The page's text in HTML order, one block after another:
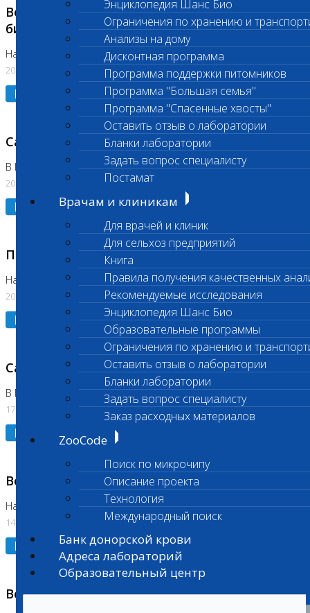
Энциклопедия Шанс Био
Ограничения по хранению и
Анализы на дому
Дисконтная программа
Программа поддержки питомников
Программа "Большая семья"
Программа "Спасенные хвосты"
Оставить отзыв о лаборатории
Бланки лаборатории
Задать вопрос специалисту
Постамат
Врачам и клиникам
Для врачей и клиник
Для сельхоз предприятий
Книга
Правила получения качественных
Рекомендуемые исследования
Энциклопедия Шанс Био
Образовательные программы
Ограничения по хранению и
Оставить отзыв о лаборатории
Бланки лаборатории
Задать вопрос специалисту
Заказ расходных материалов
ZooCode
Поиск по микрочипу
Описание проекта
Технология
Международный поиск
Банк донорской крови
Адреса лабораторий
Образовательный центр
Возобновлено выполнение срочных
биохимических исследований
На Нагорной
20.07.2026
Подробнее
Санитарный день
В Коломне 20.07.2026
20.07.2026
Подробнее
Приостановлено выполнение исследования
На Нагорной
20.07.2026
Подробнее
Санитарный день
В Бутово
17.07.2026
Подробнее
Возобновлено выполнение исследования
На Нагорной (Код 961, 962)
14.07.2026
Подробнее
Возобновлено выполнение исследования